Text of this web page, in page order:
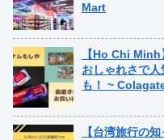
Mart
【Ho Chi
おしゃれさで
も！ ~
【台湾旅行の